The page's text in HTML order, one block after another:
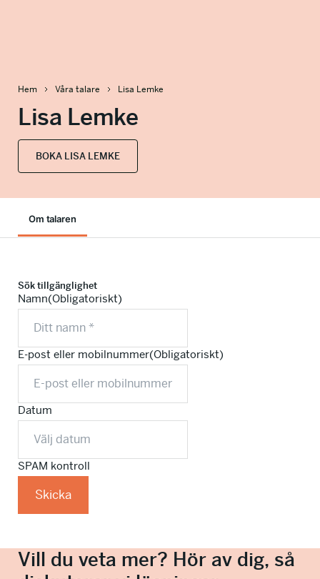
Hem Våra talare Lisa Lemke
Lisa Lemke
BOKA LISA LEMKE
Om talaren
Sök tillgänglighet
Namn(Obligatoriskt)
E-post eller mobilnummer(Obligatoriskt)
Datum
SPAM kontroll
Vill du veta mer? Hör av dig, så